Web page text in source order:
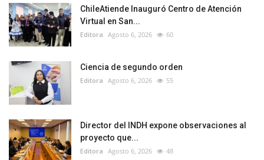
ChileAtiende Inauguró Centro de Atención
Virtual en San...
Editora Agosto 6, 2026 60
Ciencia de segundo orden
Editora Agosto 6, 2026 55
Director del INDH expone observaciones al
proyecto que...
Editora Agosto 6, 2026 48